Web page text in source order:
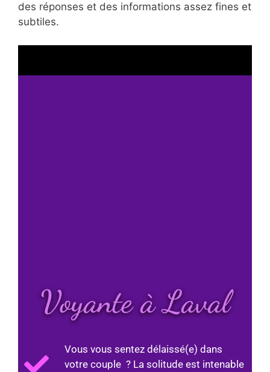
des réponses et des informations assez fines et
subtiles.
Voyante à Laval
Vous vous sentez délaissé(e) dans
votre couple ? La solitude est intenable